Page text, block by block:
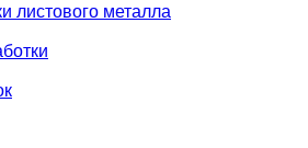
листового металла